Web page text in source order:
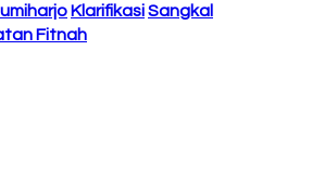
KlarifikasiSangkal
Fitnah